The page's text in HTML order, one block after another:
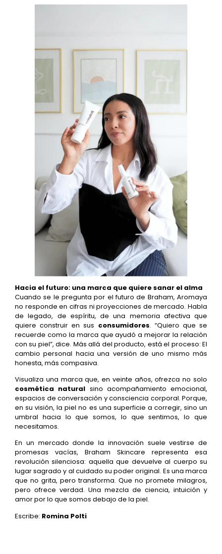
Hacia el futuro: una marca que quiere sanar el alma
Cuando se le pregunta por el futuro de Braham, Aromaya
no responde en cifras ni proyecciones de mercado. Habla
de legado, de espíritu, de una memoria afectiva que
quiere construir en sus consumidores. “Quiero que se
recuerde como la marca que ayudó a mejorar la relación
con su piel”, dice. Más allá del producto, está el proceso: El
cambio personal hacia una versión de uno mismo más
honesta, más compasiva.
Visualiza una marca que, en veinte años, ofrezca no solo
cosmética natural sino acompañamiento emocional,
espacios de conversación y consciencia corporal. Porque,
en su visión, la piel no es una superficie a corregir, sino un
umbral hacia lo que somos, lo que sentimos, lo que
necesitamos.
En un mercado donde la innovación suele vestirse de
promesas vacías, Braham Skincare representa esa
revolución silenciosa: aquella que devuelve al cuerpo su
lugar sagrado y al cuidado su poder original. Es una marca
que no grita, pero transforma. Que no promete milagros,
pero ofrece verdad. Una mezcla de ciencia, intuición y
amor por lo que somos debajo de la piel.
Escribe: Romina Polti